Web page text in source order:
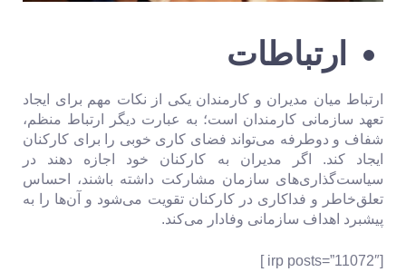
ارتباطات
ارتباط میان مدیران و کارمندان یکی از نکات مهم برای ایجاد
تعهد سازمانی کارمندان است؛ به عبارت دیگر ارتباط منظم،
شفاف و دوطرفه می‌تواند فضای کاری خوبی را برای کارکنان
ایجاد کند. اگر مدیران به کارکنان خود اجازه دهند در
سیاست‌گذاری‌های سازمان مشارکت داشته باشند، احساس
تعلق‌خاطر و فداکاری در کارکنان تقویت می‌شود و آن‌ها را به
پیشبرد اهداف سازمانی وفادار می‌کند.
[irp posts=”11072″ ]